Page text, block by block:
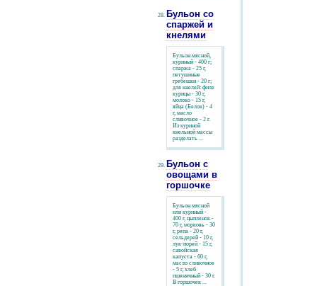
Бульон со
спаржей и
кнелями
Бульон мясной,
куриный - 400 г;
спаржа - 25 г,
петушиные
гребешки - 20 г;
для кнелей: филе
курицы - 30 г,
молоко - 15 г,
яйца (Белок) - 4
г, масло
сливочное - 2 г.
Из куриной
кнельной массы
разделать ...
Бульон с
овощами в
горшочке
Бульон мясной
или куриный -
400 г, цыпленок -
70 г, морковь - 30
г, репа - 20 г,
сельдерей - 10 г,
лук-порей - 15 г,
савойская
капуста - 60 г,
масло сливочное
- 5 г, хлеб
пшеничный - 30 г.
В горшочек ...